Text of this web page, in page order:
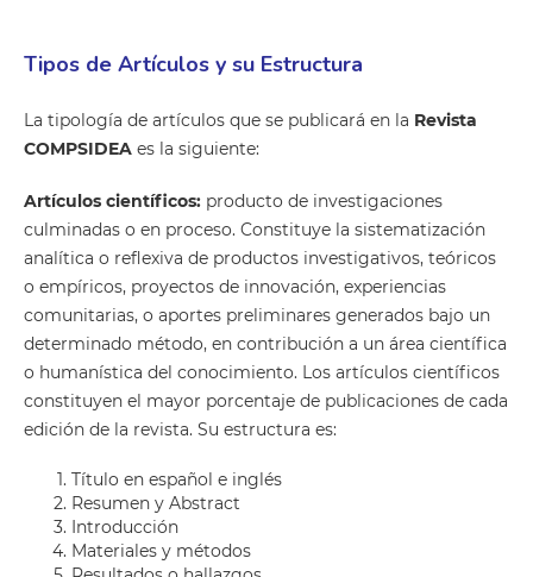
Tipos de Artículos y su Estructura
La tipología de artículos que se publicará en la Revista
COMPSIDEAes la siguiente:
Artículos científicos:producto de investigaciones
culminadas o en proceso. Constituye la sistematización
analítica o reflexiva de productos investigativos, teóricos
o empíricos, proyectos de innovación, experiencias
comunitarias, o aportes preliminares generados bajo un
determinado método, en contribución a un área científica
o humanística del conocimiento. Los artículos científicos
constituyen el mayor porcentaje de publicaciones de cada
edición de la revista. Su estructura es:
Título en español e inglés
Resumen y Abstract
Introducción
Materiales y métodos